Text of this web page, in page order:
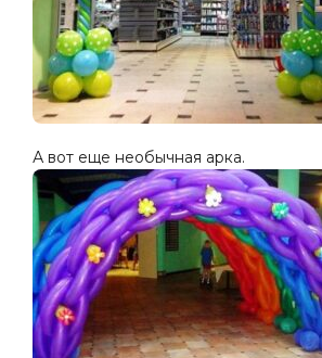
А вот еще необычная арка.